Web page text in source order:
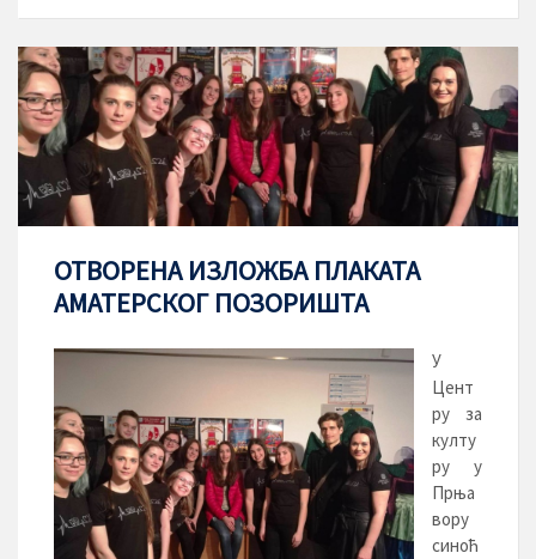
ОТВОРЕНА ИЗЛОЖБА ПЛАКАТА
АМАТЕРСКОГ ПОЗОРИШТА
У
Цент
ру за
култу
ру у
Прња
вору
синоћ